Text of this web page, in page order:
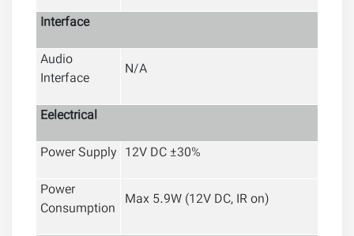
Interface
Audio
Interface
N/A
Eelectrical
Power Supply 12V DC ±30%
Power
Consumption Max 5.9W (12V DC, IR on)